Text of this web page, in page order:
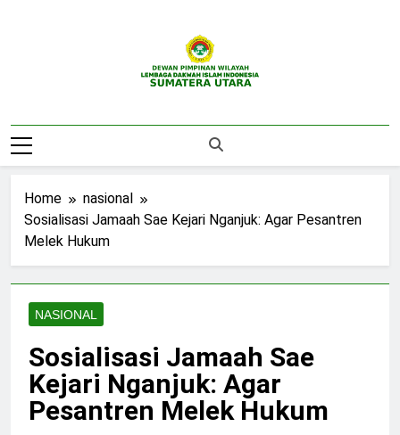
DPW LDII
Sumatera Utara
Home
nasional
Sosialisasi Jamaah Sae Kejari Nganjuk: Agar Pesantren
Melek Hukum
NASIONAL
Sosialisasi Jamaah Sae
Kejari Nganjuk: Agar
Pesantren Melek Hukum